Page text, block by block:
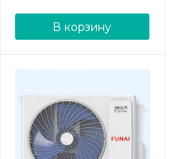
В корзину